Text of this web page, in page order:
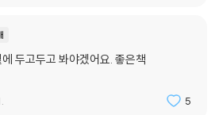
두고두고 봐야겠어요. 좋은책
5